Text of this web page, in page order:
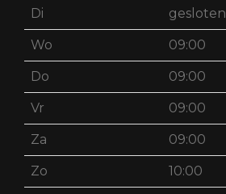
Di gesloten
Wo 09:00
Do 09:00
Vr 09:00
Za 09:00
Zo 10:00